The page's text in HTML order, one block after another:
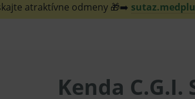
atraktívne odmeny 🎁➡️
Kenda C.G.I.